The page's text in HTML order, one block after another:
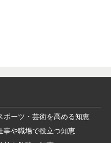
ポーツ・芸術を高める知恵
事や職場で役立つ知恵